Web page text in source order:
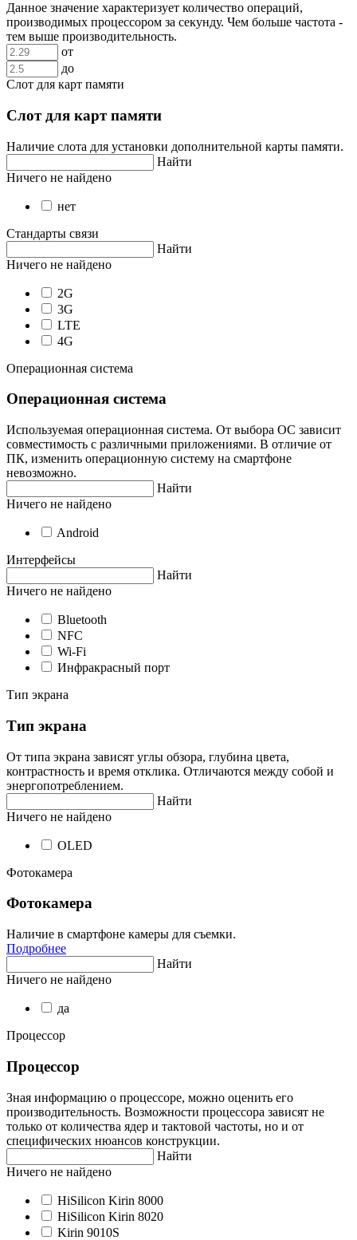
Данное значение характеризует количество операций,
производимых процессором за секунду. Чем больше частота -
тем выше производительность.
от
до
Слот для карт памяти
Слот для карт памяти
Наличие слота для установки дополнительной карты памяти.
Найти
Ничего не найдено
нет
Стандарты связи
Найти
Ничего не найдено
2G
3G
LTE
4G
Операционная система
Операционная система
Используемая операционная система. От выбора ОС зависит
совместимость с различными приложениями. В отличие от
ПК, изменить операционную систему на смартфоне
невозможно.
Найти
Ничего не найдено
Android
Интерфейсы
Найти
Ничего не найдено
Bluetooth
NFC
Wi-Fi
Инфракрасный порт
Тип экрана
Тип экрана
От типа экрана зависят углы обзора, глубина цвета,
контрастность и время отклика. Отличаются между собой и
энергопотреблением.
Найти
Ничего не найдено
OLED
Фотокамера
Фотокамера
Наличие в смартфоне камеры для съемки.
Подробнее
Найти
Ничего не найдено
да
Процессор
Процессор
Зная информацию о процессоре, можно оценить его
производительность. Возможности процессора зависят не
только от количества ядер и тактовой частоты, но и от
специфических нюансов конструкции.
Найти
Ничего не найдено
HiSilicon Kirin 8000
HiSilicon Kirin 8020
Kirin 9010S